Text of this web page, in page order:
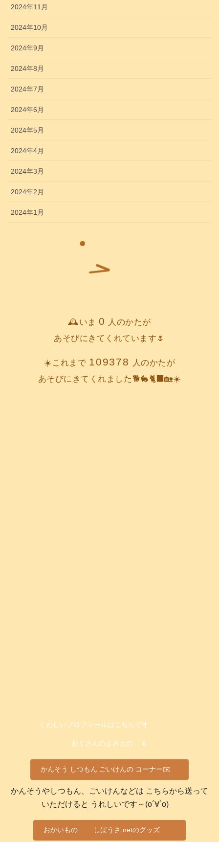
2024年11月
2024年10月
2024年9月
2024年8月
2024年7月
2024年6月
2024年5月
2024年4月
2024年3月
2024年2月
2024年1月
🕰️いま0 人のかたが
あそびにきてくれています🌷
☀️これまで 109378
人のかたが
あそびにきてくれました🐕️🐇🐈‍⬛🏡☀️
くわしいプロフィールはこちらです
おくさんのよみもの 🌷
かんそう しつもん ごいけんの コーナー✉️
かんそうやしつもん、ごいけんなどは こちらから送って
いただけると うれしいです～(о´∀`о)
おかいもの しばうさ.netのグッズ